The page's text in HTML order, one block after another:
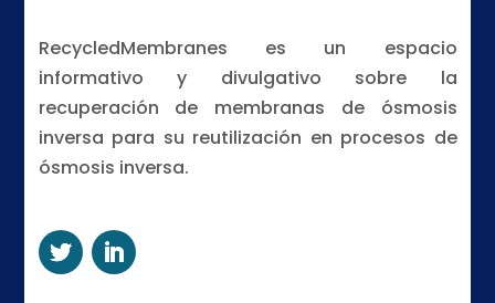
RecycledMembranes es un espacio
informativo y divulgativo sobre la
recuperación de membranas de ósmosis
inversa para su reutilización en procesos de
ósmosis inversa.